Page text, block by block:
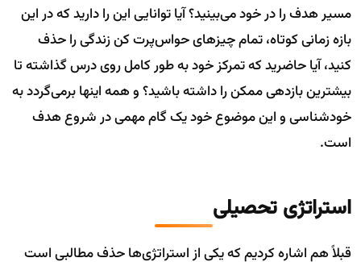
مسیر هدف را در خود می‌بینید؟ آیا توانایی این را دارید که در این
بازه زمانی کوتاه، تمام چیزهای حواس‌پرت کن زندگی را حذف
کنید، آیا حاضرید که تمرکز خود به طور کامل روی درس گذاشته تا
بیشترین بازدهی ممکن را داشته باشید؟ و همه اینها برمی‌گردد به
خودشناسی و این موضوع خود یک گام مهمی در شروع هدف
است.
استراتژی تحصیلی
قبلاً هم اشاره کردیم که یکی از استراتژی‌ها حذف مطالبی است